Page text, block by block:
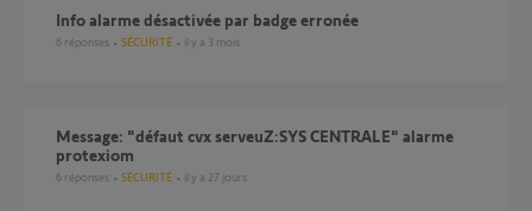
Info alarme désactivée par badge erronée
6 réponses SÉCURITÉ il y a 3 mois
Message: "défaut cvx serveuZ:SYS CENTRALE" alarme
protexiom
6 réponses SÉCURITÉ il y a 27 jours